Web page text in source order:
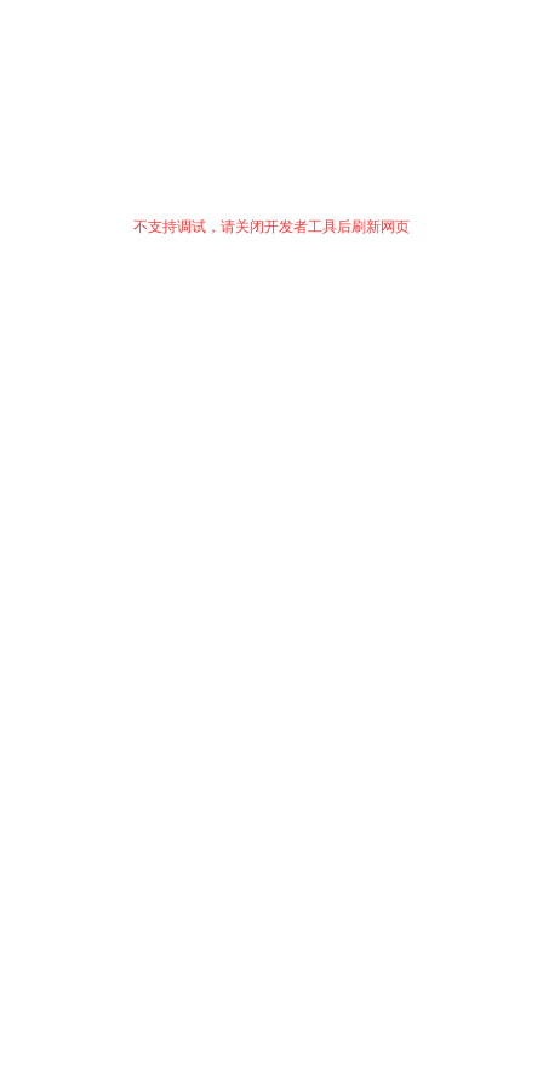
不支持调试，请关闭开发者工具后刷新网页